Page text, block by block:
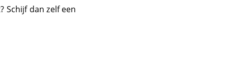
Schijf dan zelf een